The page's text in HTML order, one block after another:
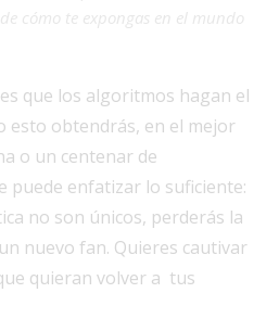
cómo te expongas en el mundo
que los algoritmos hagan el
esto obtendrás, en el mejor
o un centenar de
puede enfatizar lo suficiente:
no son únicos, perderás la
nuevo fan. Quieres cautivar
quieran volver a tus